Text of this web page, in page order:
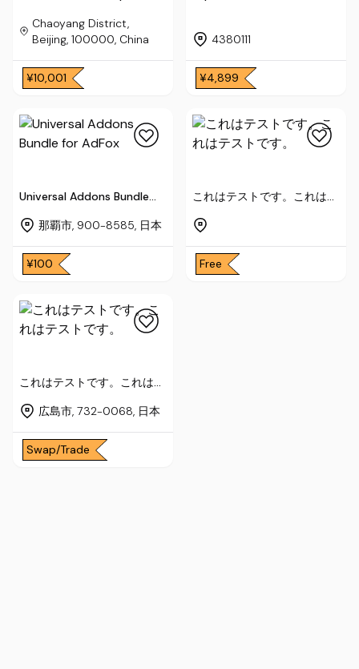
Chaoyang District,
Beijing, 100000, China
¥10,001
4380111
¥4,899
Universal Addons Bundle
那覇市, 900-8585, 日本
¥100
これはテストです。これはテ
Free
これはテストです。これはテ
広島市, 732-0068, 日本
Swap/Trade